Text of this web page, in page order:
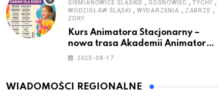
SIEMIANOWICE ŚLĄSKIE SOSNOWIEC TYCHY
WODZISŁAW ŚLĄSKI , WYDARZENIA , ZABRZE ,
ŻORY
Kurs Animatora Stacjonarny –
nowa trasa Akademii Animatora
– jesień 2025
2025-08-17
WIADOMOŚCI REGIONALNE